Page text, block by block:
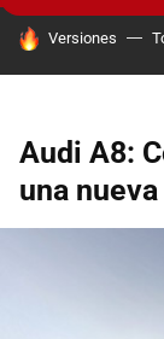
HOY SE HABLA
Versiones
Audi A8:
una